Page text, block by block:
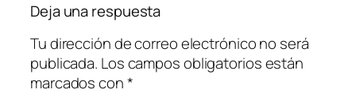
Deja una respuesta
Tu dirección de correo electrónico no será
publicada. Los campos obligatorios están
marcados con*